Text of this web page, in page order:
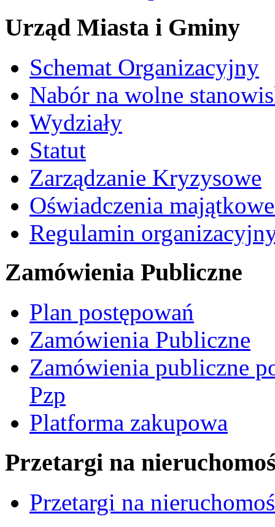
Urząd Miasta i Gminy
Schemat Organizacyjny
Nabór na wolne
Wydziały
Statut
Zarządzanie Kryzysowe
Oświadczenia
Regulamin
Zamówienia Publiczne
Plan postępowań
Zamówienia Publiczne
Zamówienia publiczne
Pzp
Platforma zakupowa
Przetargi na
Przetargi na